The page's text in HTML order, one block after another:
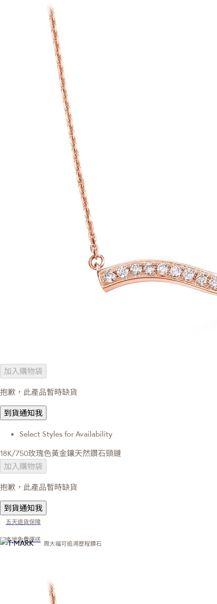
加入購物袋
抱歉，此產品暫時缺貨
到貨通知我
Select Styles for Availability
18K/750玫瑰色黃金鑲天然鑽石頸鏈
加入購物袋
抱歉，此產品暫時缺貨
到貨通知我
五天退貨保障
本地免費運送
周大福可追溯歷程鑽石